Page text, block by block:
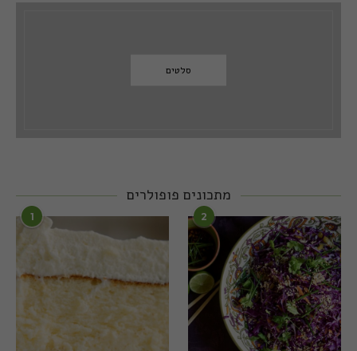
סלטים
מתכונים פופולרים
1 2